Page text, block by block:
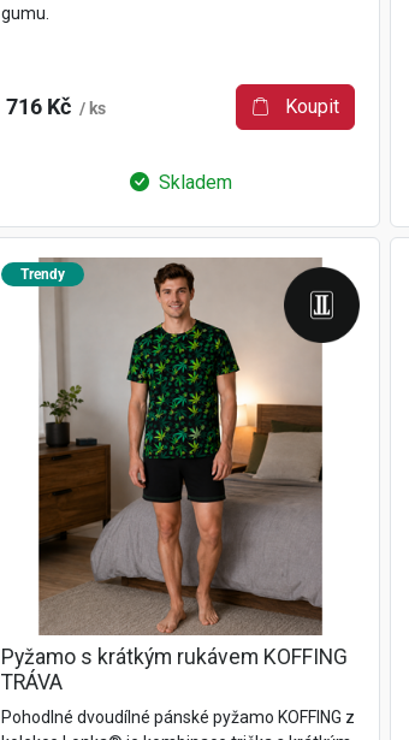
gumu.
716 Kč / ks Koupit
Skladem
Trendy
Pyžamo s krátkým rukávem KOFFING
TRÁVA
Pohodlné dvoudílné pánské pyžamo KOFFING z